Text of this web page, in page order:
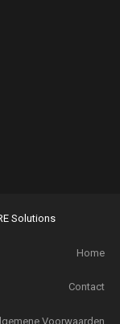
Solutions
Home
Contact
Voorwaarden